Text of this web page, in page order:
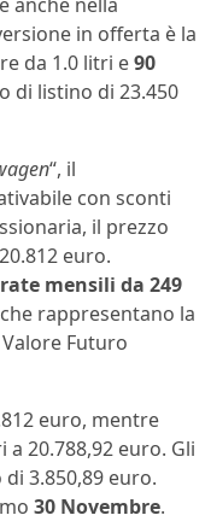
in offerta è la
da 1.0 litri e90
di listino di 23.450
“, il
con sconti
il prezzo
euro.
mensili da 249
rappresentano la
Futuro
euro, mentre
20.788,92 euro. Gli
3.850,89 euro.
30 Novembre.